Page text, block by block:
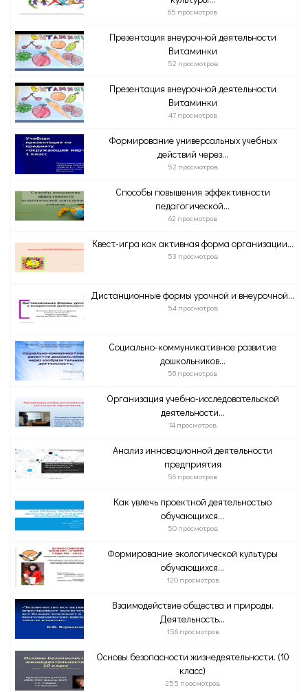
65 просмотров
Презентация внеурочной деятельности
Витаминки
52 просмотров
Презентация внеурочной деятельности
Витаминки
47 просмотров
Формирование универсальных учебных
действий через...
52 просмотров
Способы повышения эффективности
педагогической...
62 просмотров
Квест-игра как активная форма организации...
53 просмотров
Дистанционные формы урочной и внеурочной...
54 просмотров
Социально-коммуникативное развитие
дошкольников...
58 просмотров
Организация учебно-исследовательской
деятельности...
74 просмотров
Анализ инновационной деятельности
предприятия
56 просмотров
Как увлечь проектной деятельностью
обучающихся...
50 просмотров
Формирование экологической культуры
обучающихся...
120 просмотров
Взаимодействие общества и природы.
Деятельность...
156 просмотров
Основы безопасности жизнедеятельности. (10
класс)
255 просмотров